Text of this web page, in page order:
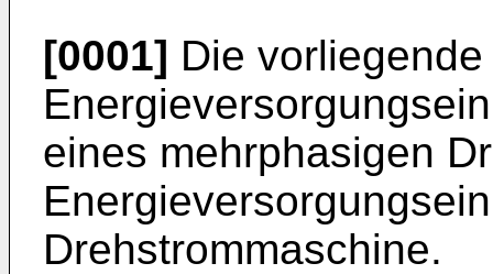
[0001] Die
eines mehrphasigen
Drehstrommaschine.